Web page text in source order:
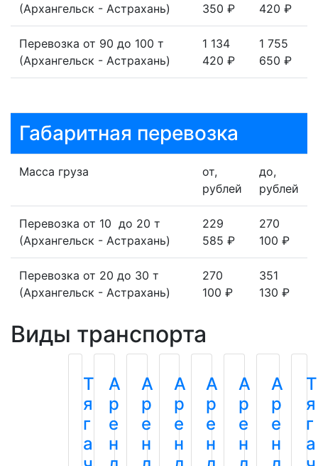
(Архангельск - Астрахань)
350 ₽
420 ₽
Перевозка от 90 до 100 т
(Архангельск - Астрахань)
1 134
420 ₽
1 755
650 ₽
Габаритная перевозка
Масса груза
от,
рублей
до,
рублей
Перевозка от 10 до 20 т
(Архангельск - Астрахань)
229
585 ₽
270
100 ₽
Перевозка от 20 до 30 т
(Архангельск - Астрахань)
270
100 ₽
351
130 ₽
Виды транспорта
Т
я
г
а
А
р
е
н
А
р
е
н
А
р
е
н
А
р
е
н
А
р
е
н
А
р
е
н
Т
я
г
а